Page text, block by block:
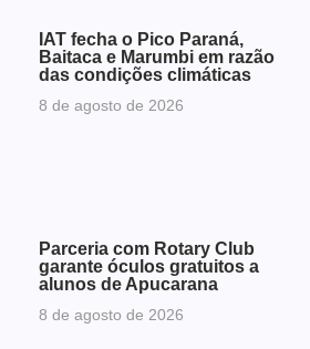
IAT fecha o Pico Paraná,
Baitaca e Marumbi em razão
das condições climáticas
8 de agosto de 2026
Parceria com Rotary Club
garante óculos gratuitos a
alunos de Apucarana
8 de agosto de 2026